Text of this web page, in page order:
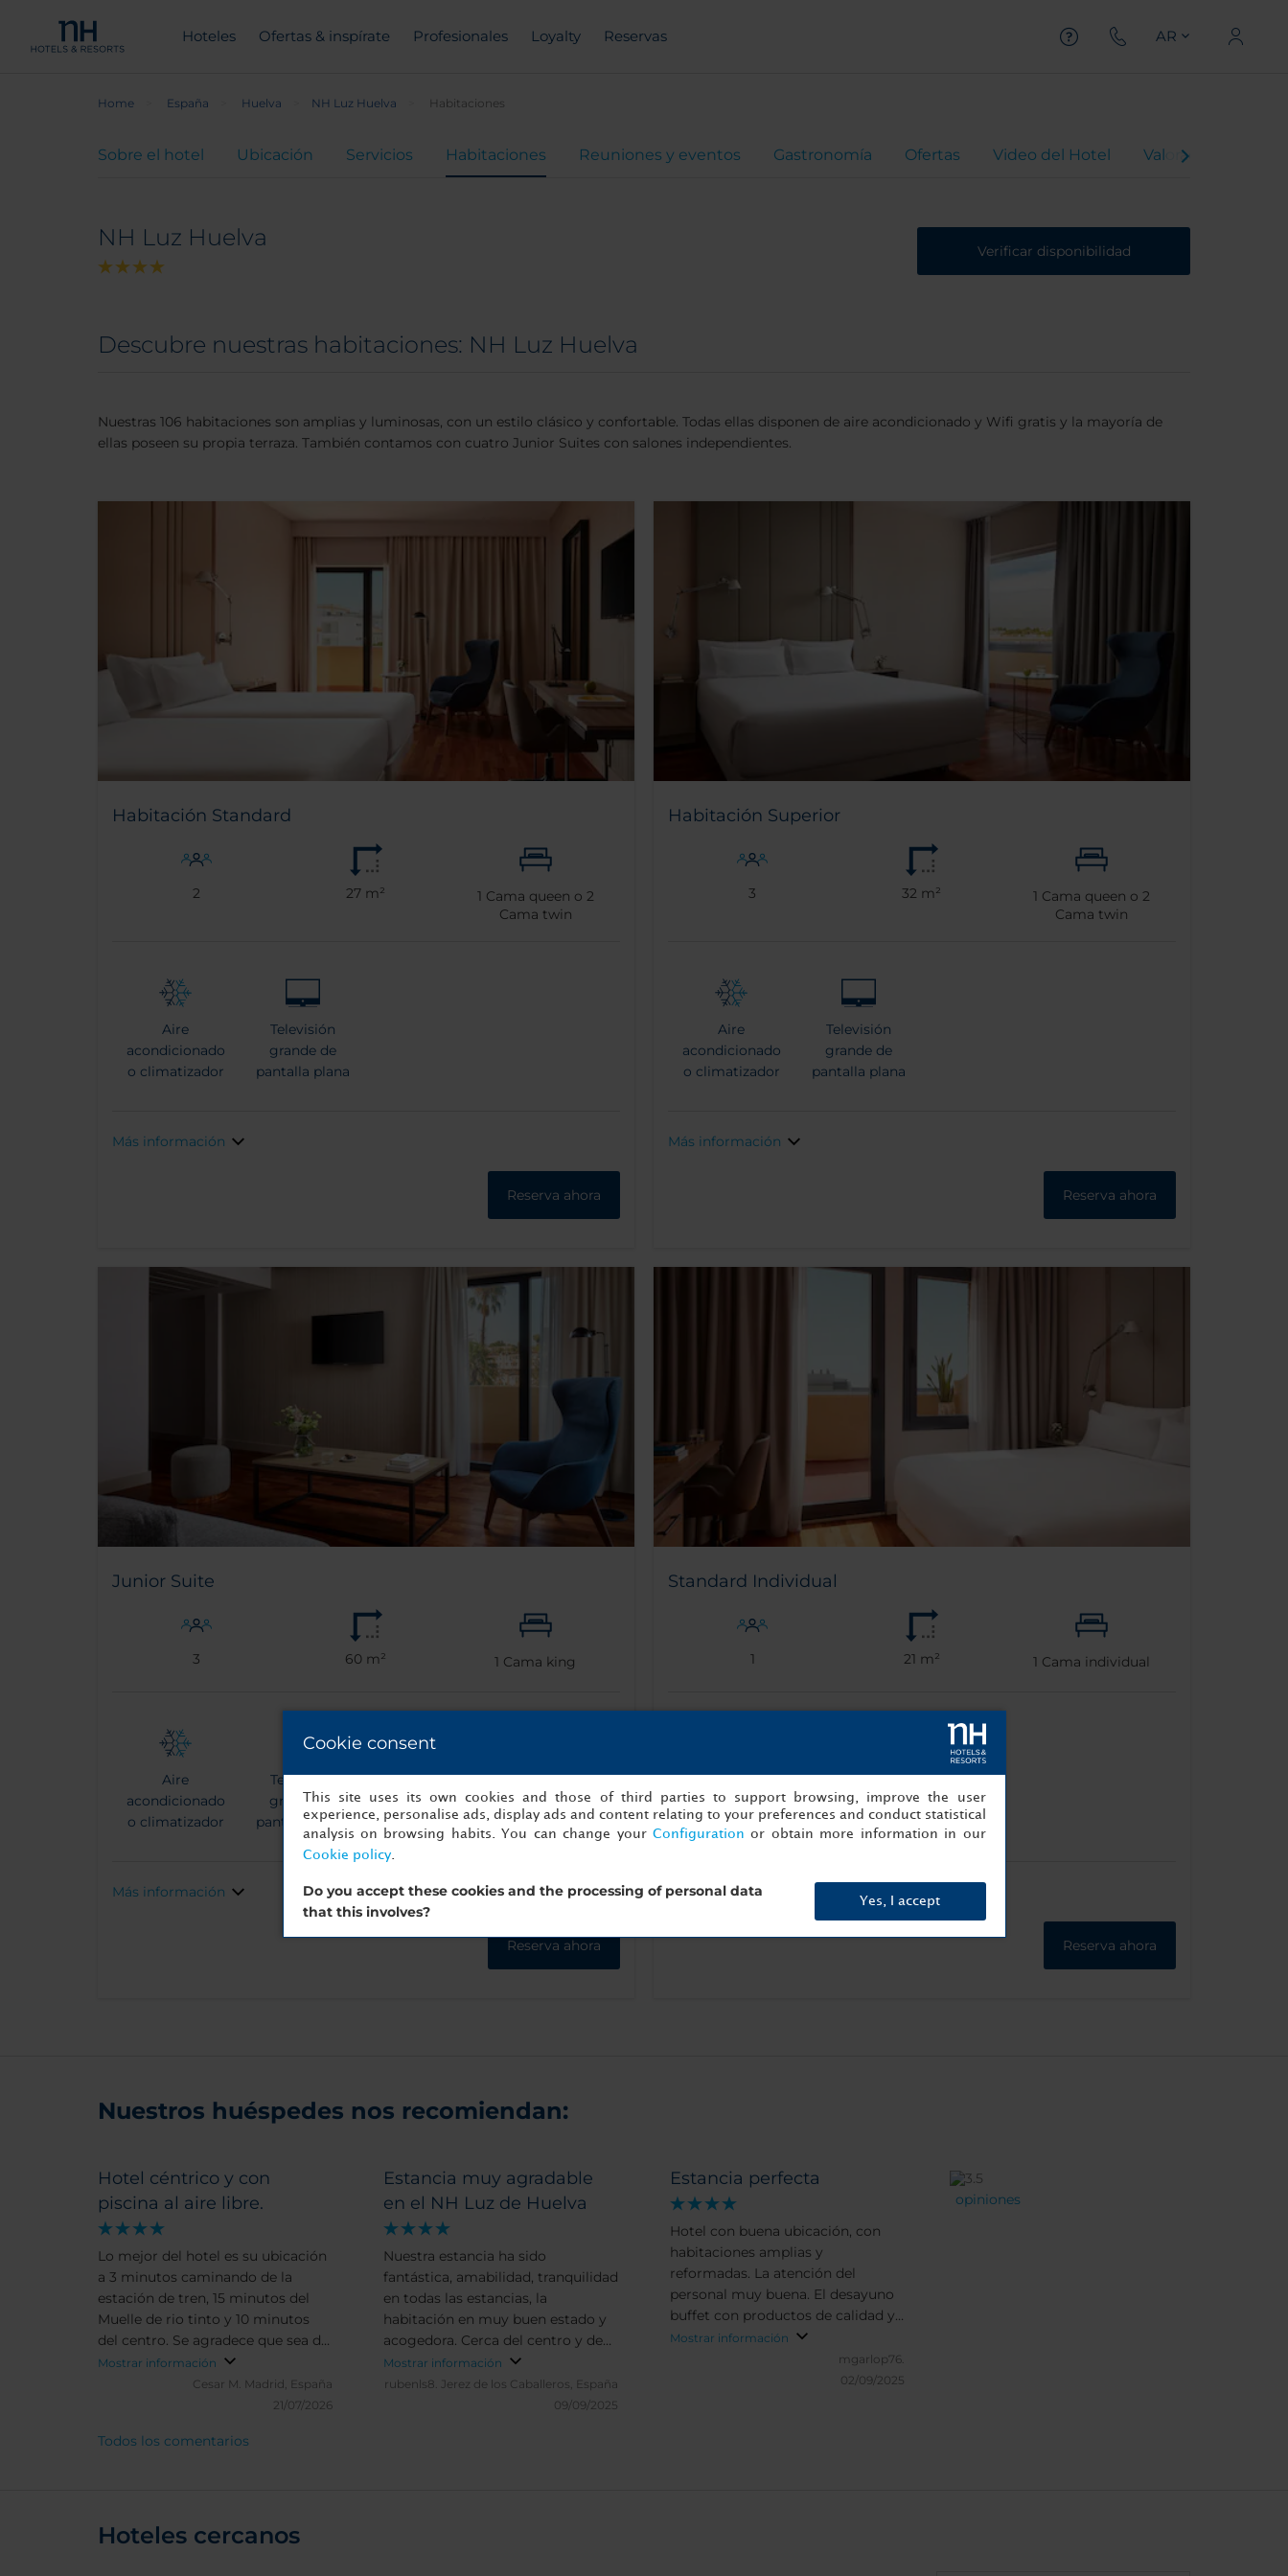
Hoteles Ofertas & inspírate Profesionales Loyalty Reservas AR
Home España Huelva NH Luz Huelva Habitaciones
Sobre el hotel Ubicación Servicios Habitaciones Reuniones y eventos Gastronomía Ofertas Video del Hotel Valoraciones
NH Luz Huelva Verificar disponibilidad
Descubre nuestras habitaciones: NH Luz Huelva
Nuestras 106 habitaciones son amplias y luminosas, con un estilo clásico y confortable. Todas ellas disponen de aire acondicionado y Wifi gratis y la mayoría de
ellas poseen su propia terraza. También contamos con cuatro Junior Suites con salones independientes.
Habitación Standard
2 27 m² 1 Cama queen o 2
Cama twin
Aire
acondicionado
o climatizador
Televisión
grande de
pantalla plana
Más información
Reserva ahora
Habitación Superior
3 32 m² 1 Cama queen o 2
Cama twin
Aire
acondicionado
o climatizador
Televisión
grande de
pantalla plana
Más información
Reserva ahora
Junior Suite
3 60 m² 1 Cama king
Aire
acondicionado
o climatizador
Televisión
grande de
pantalla plana
Tetera
Máquina de
café espresso
Más información
Reserva ahora
Standard Individual
1 21 m² 1 Cama individual
Aire
acondicionado
o climatizador
Televisión
grande de
pantalla plana
Más información
Reserva ahora
Nuestros huéspedes nos recomiendan:
Hotel céntrico y con
piscina al aire libre.
Lo mejor del hotel es su ubicación
a 3 minutos caminando de la
estación de tren, 15 minutos del
Muelle de rio tinto y 10 minutos
del centro. Se agradece que sea de
los pocos si no es el único hotel de
Huelva capital que tiene piscina en
el ático, al aire libre y con vistas. El
están bien equipadas y son
personal profesional. Me chocó el
Mostrar información
Cesar M. Madrid, España
21/07/2026
Estancia muy agradable
en el NH Luz de Huelva
Nuestra estancia ha sido
fantástica, amabilidad, tranquilidad
en todas las estancias, la
habitación en muy buen estado y
acogedora. Cerca del centro y de
lugares de interés turístico lo que
permite ir caminando a muchos
Mostrar información
rubenls8. Jerez de los Caballeros, España
09/09/2025
Estancia perfecta
Hotel con buena ubicación, con
habitaciones amplias y
reformadas. La atención del
personal muy buena. El desayuno
buffet con productos de calidad y
gran variedad. Cuenta con una
piscina y zona de solarium en la
azotea, que aunque pequeña,
Mostrar información
mgarlop76.
02/09/2025
opiniones
Todos los comentarios
Hoteles cercanos
Cookie consent
This site uses its own cookies and those of third parties to support browsing, improve the user
experience, personalise ads, display ads and content relating to your preferences and conduct statistical
analysis on browsing habits. You can change your Configuration or obtain more information in our
Cookie policy.
Do you accept these cookies and the processing of personal data
that this involves?
Yes, I accept